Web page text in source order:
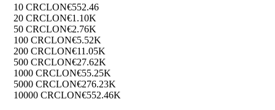
10 CRCLON€552.46
20 CRCLON€1.10K
50 CRCLON€2.76K
100 CRCLON€5.52K
200 CRCLON€11.05K
500 CRCLON€27.62K
1000 CRCLON€55.25K
5000 CRCLON€276.23K
10000 CRCLON€552.46K